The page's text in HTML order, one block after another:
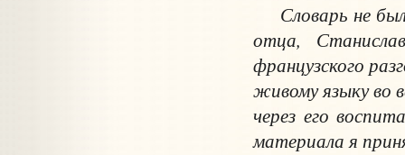
Словарь не был
отца,
французского
живому языку во
через его
материала я